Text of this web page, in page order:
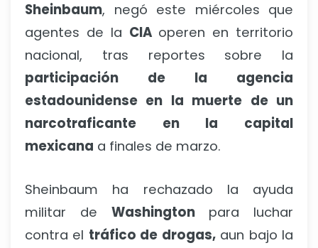
Sheinbaum, negó este miércoles que
agentes de la CIA operen en territorio
nacional, tras reportes sobre la
participación de la agencia
estadounidense en la muerte de un
narcotraficante en la capital
mexicana a finales de marzo.
Sheinbaum ha rechazado la ayuda
militar de Washington para luchar
contra el tráfico de drogas,aun bajo la